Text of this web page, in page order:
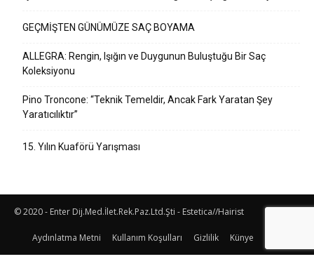
GEÇMİŞTEN GÜNÜMÜZE SAÇ BOYAMA
ALLEGRA: Rengin, Işığın ve Duygunun Buluştuğu Bir Saç
Koleksiyonu
Pino Troncone: “Teknik Temeldir, Ancak Fark Yaratan Şey
Yaratıcılıktır”
15. Yılın Kuaförü Yarışması
© 2020 - Enter Dij.Med.İlet.Rek.Paz.Ltd.Şti - Estetica//Hairist
Aydınlatma Metni Kullanım Koşulları Gizlilik Künye